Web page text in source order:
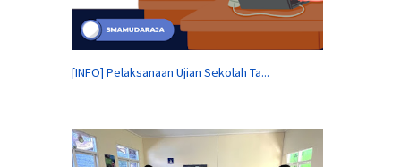
[INFO] Pelaksanaan Ujian Sekolah Ta...